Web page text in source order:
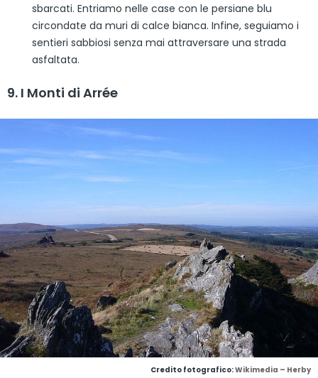
sbarcati. Entriamo nelle case con le persiane blu
circondate da muri di calce bianca. Infine, seguiamo i
sentieri sabbiosi senza mai attraversare una strada
asfaltata.
9. I Monti di Arrée
Credito fotografico:Wikimedia – Herby